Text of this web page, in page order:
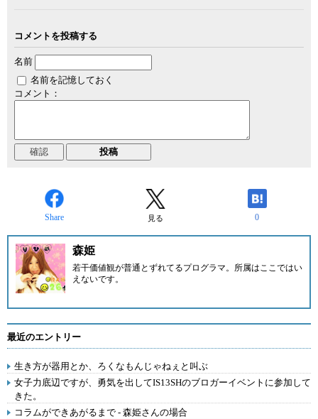
コメントを投稿する
名前
名前を記憶しておく
コメント：
Share 見る 0
森姫
若干価値観が普通とずれてるプログラマ。所属はここではい
えないです。
最近のエントリー
生き方が器用とか、ろくなもんじゃねぇと叫ぶ
女子力底辺ですが、勇気を出してIS13SHのブロガーイベントに参加して
きた。
コラムができあがるまで - 森姫さんの場合